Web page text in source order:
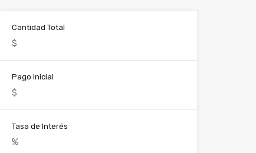
Cantidad Total
Pago Inicial
Tasa de Interés